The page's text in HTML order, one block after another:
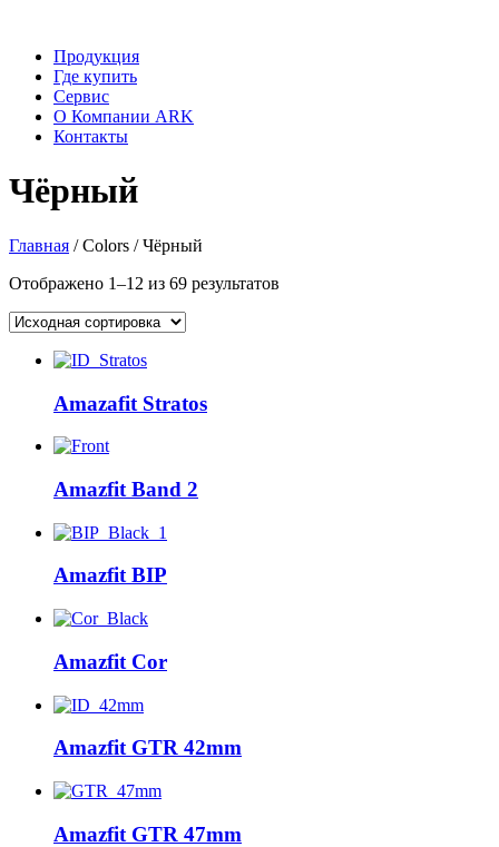
Продукция
Где купить
Сервис
О Компании ARK
Контакты
Чёрный
Главная / Colors / Чёрный
Отображено 1–12 из 69 результатов
Amazafit Stratos
Amazfit Band 2
Amazfit BIP
Amazfit Cor
Amazfit GTR 42mm
Amazfit GTR 47mm